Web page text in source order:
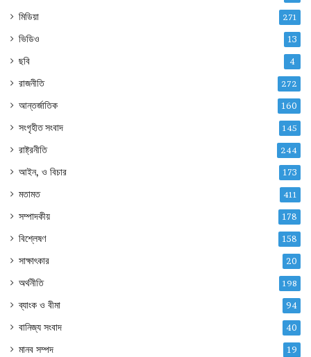
মিডিয়া 271
ভিডিও 13
ছবি 4
রাজনীতি 272
আন্তর্জাতিক 160
সংগৃহীত সংবাদ 145
রাষ্ট্রনীতি 244
আইন, ও বিচার 173
মতামত 411
সম্পাদকীয় 178
বিশ্লেষণ 158
সাক্ষাৎকার 20
অর্থনীতি 198
ব্যাংক ও বীমা 94
বানিজ্য সংবাদ 40
মানব সম্পদ 19